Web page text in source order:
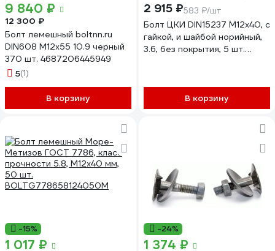
9 840 ₽
12 300 ₽
Болт лемешный boltnn.ru
DIN608 М12x55 10.9 черный
370 шт. 4687206445949
5(1)
В корзину
2 915 ₽583 ₽/шт
Болт ЦКИ DIN15237 М12x40, с
гайкой, и шайбой норийный,
3.6, без покрытия, 5 шт.
В корзину
-15%
1 017 ₽
-24%
1 374 ₽